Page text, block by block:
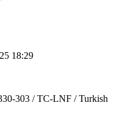
18:29
303 / TC-LNF / Turkish